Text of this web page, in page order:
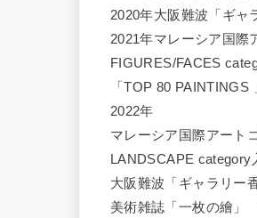
2020年大阪難波「ギャ
2021年マレーシア国際
FIGURES/FACES
「TOP 80 PAINTINGS
2022年
マレーシア国際アート
LANDSCAPE category
大阪難波「ギャラリー
美術雑誌「一枚の繪」